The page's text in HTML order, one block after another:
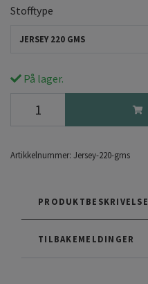
Stofftype
JERSEY 220 GMS
På lager.
Artikkelnummer: Jersey-220-gms
PRODUKTBESKRIVELSE
TILBAKEMELDINGER